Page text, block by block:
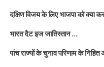
दक्षिण विजय के लिए भाजपा को क्या
भारत दैट इज जातिस्तान …
पांच राज्यों के चुनाव परिणाम के निहित